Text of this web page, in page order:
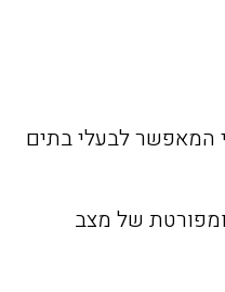
המאפשר לבעלי בתים
של מצב